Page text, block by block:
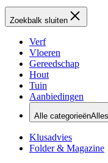
Zoekbalk sluiten
Verf
Vloeren
Gereedschap
Hout
Tuin
Aanbiedingen
Alle categorieënAlles
Klusadvies
Folder & Magazine